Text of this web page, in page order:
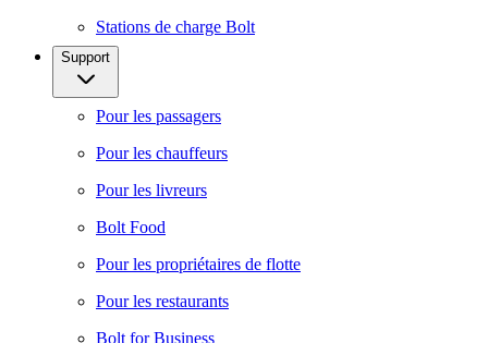
Stations de charge Bolt
Support
Pour les passagers
Pour les chauffeurs
Pour les livreurs
Bolt Food
Pour les propriétaires de flotte
Pour les restaurants
Bolt for Business